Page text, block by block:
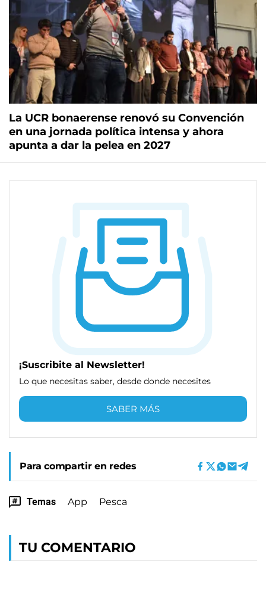
La UCR bonaerense renovó su Convención
en una jornada política intensa y ahora
apunta a dar la pelea en 2027
¡Suscribite al Newsletter!
Lo que necesitas saber, desde donde necesites
SABER MÁS
Para compartir en redes
Temas App Pesca
TU COMENTARIO